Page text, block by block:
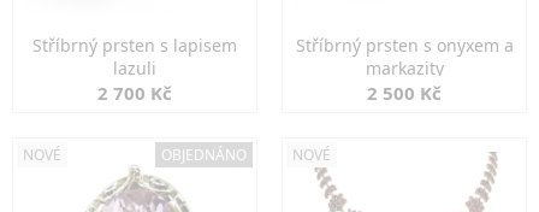
Stříbrný prsten s lapisem
lazuli
2 700 Kč
Stříbrný prsten s onyxem a
markazity
2 500 Kč
NOVÉ OBJEDNÁNO NOVÉ